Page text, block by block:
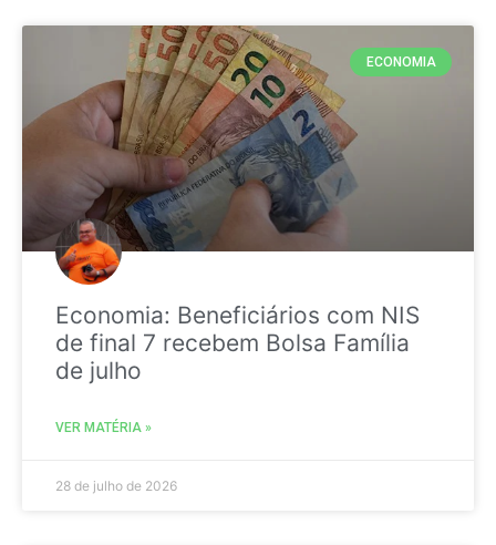
ECONOMIA
Economia: Beneficiários com NIS
de final 7 recebem Bolsa Família
de julho
VER MATÉRIA »
28 de julho de 2026